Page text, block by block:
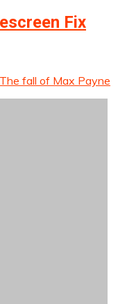
Fix
fall of Max Payne